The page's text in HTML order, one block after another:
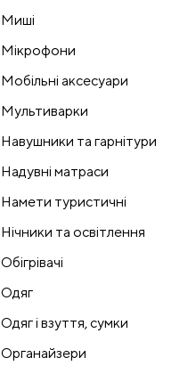
Миші
Мікрофони
Мобільні аксесуари
Мультиварки
Навушники та гарнітури
Надувні матраси
Намети туристичні
Нічники та освітлення
Обігрівачі
Одяг
Одяг і взуття, сумки
Органайзери